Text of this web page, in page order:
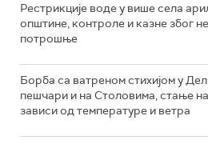
Рестрикције воде у више села
општине, контроле и казне због
потрошње
Борба са ватреном стихијом у
пешчари и на Столовима, стање
зависи од температуре и ветра